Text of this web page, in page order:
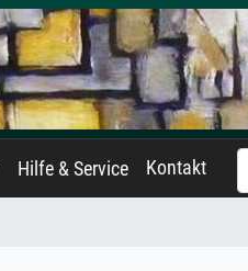
Hilfe & Service Kontakt